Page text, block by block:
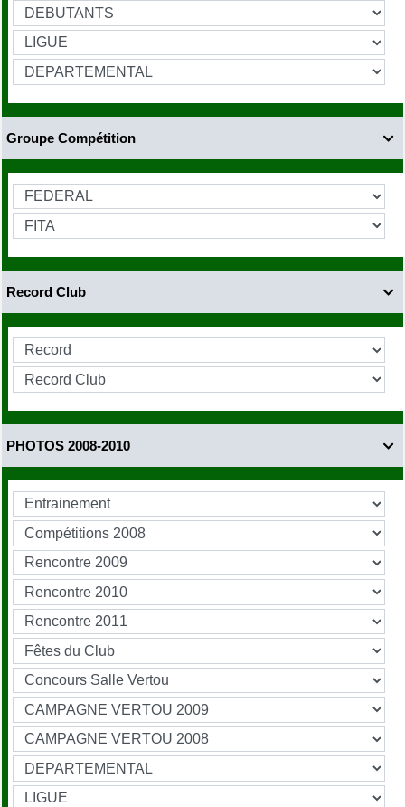

Groupe Compétition

Record Club

PHOTOS 2008-2010